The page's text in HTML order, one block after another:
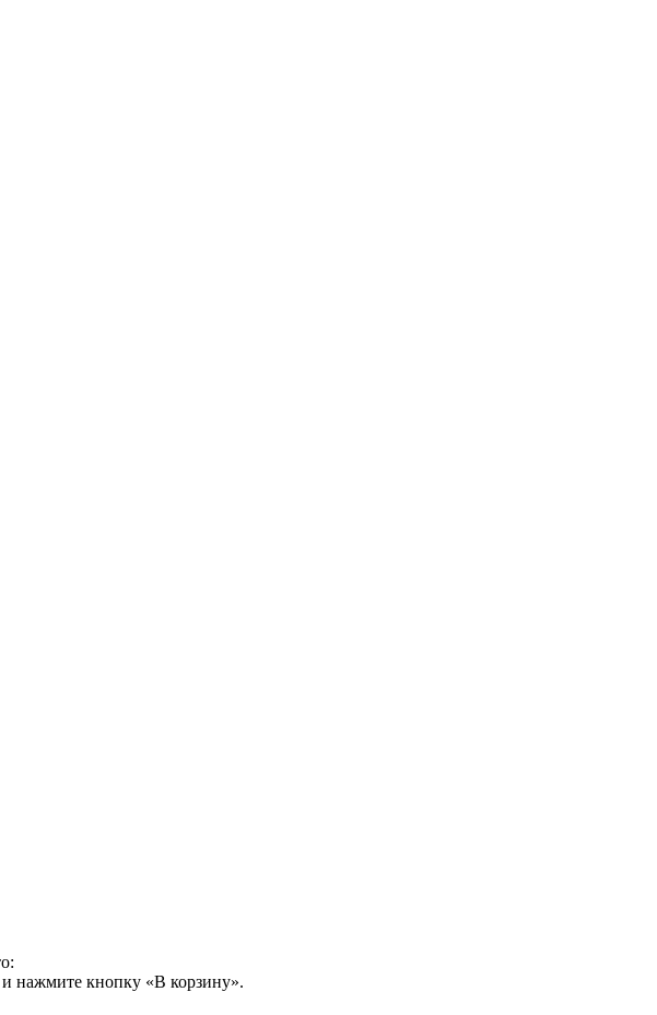
нажмите кнопку «В корзину».